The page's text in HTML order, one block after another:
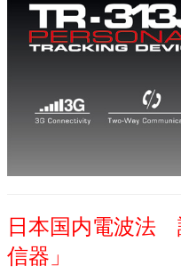
日本国内電波法
信器」